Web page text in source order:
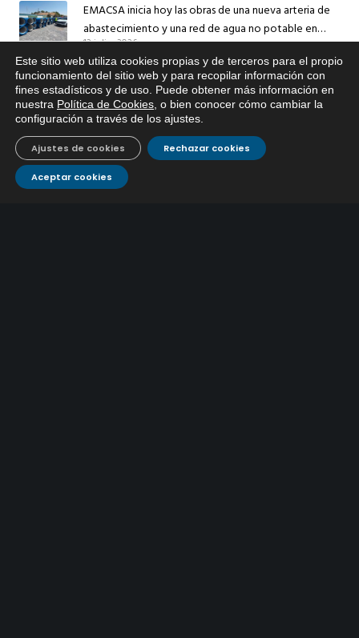
EMACSA inicia hoy las obras de una nueva arteria de
abastecimiento y una red de agua no potable en
Ingeniero Ruiz de Azúa
13 julio, 2026
Caracterización ZA Córdoba Red Quemadas- 1ª Sem
2026
9 julio, 2026
Caracterización ZA Córdoba Red Carrera Caballo-1º
Sem 2026
9 julio, 2026
Este sitio web utiliza cookies propias y de terceros para el propio
funcionamiento del sitio web y para recopilar información con
fines estadísticos y de uso. Puede obtener más información en
nuestra Política de Cookies , o bien conocer cómo cambiar la
configuración a través de los ajustes
Aceptar cookies
Rechazar cookies
Ajustes de cookies
Si tiene cualquier duda sobre
EMACSA, haga click abajo.